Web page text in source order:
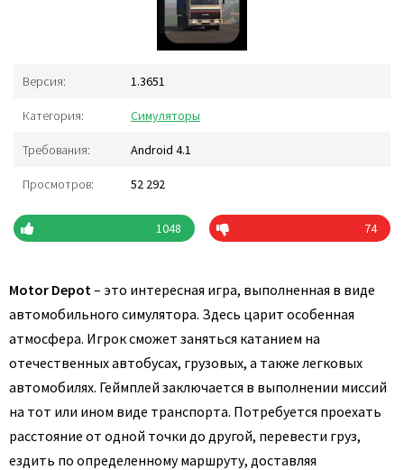
Версия: 1.3651
Категория: Симуляторы
Требования: Android 4.1
Просмотров: 52 292
1048 74
Motor Depot– это интересная игра, выполненная в виде
автомобильного симулятора. Здесь царит особенная
атмосфера. Игрок сможет заняться катанием на
отечественных автобусах, грузовых, а также легковых
автомобилях. Геймплей заключается в выполнении миссий
на тот или ином виде транспорта. Потребуется проехать
расстояние от одной точки до другой, перевести груз,
ездить по определенному маршруту, доставляя